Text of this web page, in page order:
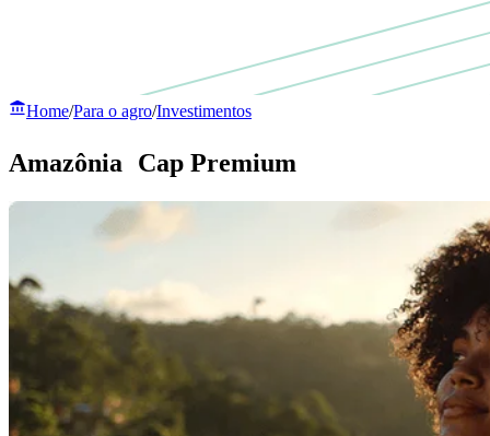
Home/Para o agro/Investimentos
Amazônia Cap Premium